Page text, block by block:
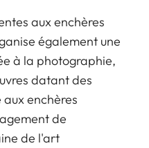
aux enchères
également une
à la photographie,
datant des
enchères
de
de l'art